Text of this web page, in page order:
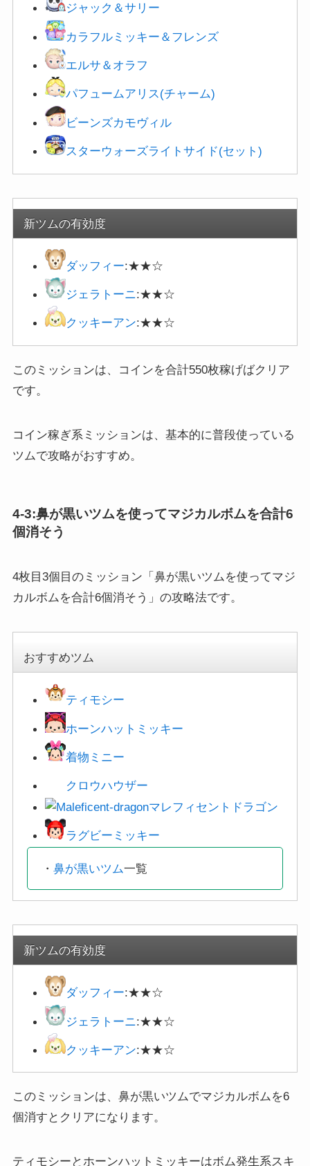
ジャック＆サリー
カラフルミッキー＆フレンズ
エルサ＆オラフ
パフュームアリス(チャーム)
ビーンズカモヴィル
スターウォーズライトサイド(セット)
新ツムの有効度
ダッフィー:★★☆
ジェラトーニ:★★☆
クッキーアン:★★☆
このミッションは、コインを合計550枚稼げばクリア
です。
コイン稼ぎ系ミッションは、基本的に普段使っている
ツムで攻略がおすすめ。
4-3:鼻が黒いツムを使ってマジカルボムを合計6
個消そう
4枚目3個目のミッション「鼻が黒いツムを使ってマジ
カルボムを合計6個消そう」の攻略法です。
おすすめツム
ティモシー
ホーンハットミッキー
着物ミニー
マレフィセントドラゴン
ラグビーミッキー
鼻が黒いツム 一覧
新ツムの有効度
ダッフィー :★★☆
ジェラトーニ :★★☆
クッキーアン :★★☆
このミッションは、鼻が黒いツムでマジカルボムを6
個消すとクリアになります。
ティモシーとホーンハットミッキーはボム発生系スキ